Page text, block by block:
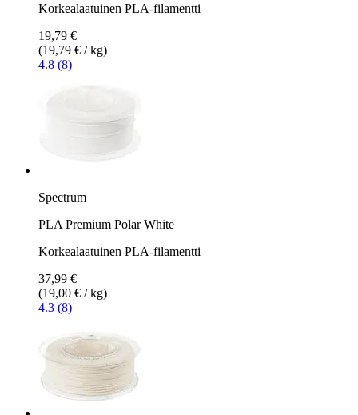
Korkealaatuinen PLA-filamentti
19,79 €
(19,79 € / kg)
4.8 (8)
Spectrum
PLA Premium Polar White
Korkealaatuinen PLA-filamentti
37,99 €
(19,00 € / kg)
4.3 (8)